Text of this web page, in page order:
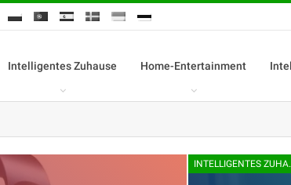
Intelligentes Zuhause Home-Entertainment